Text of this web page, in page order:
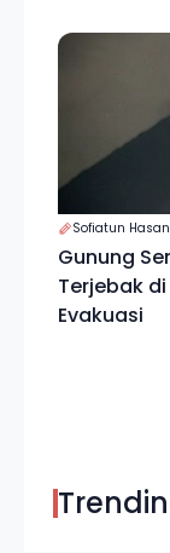
Sofiatun
Gunung
Terjebak
Evakuasi